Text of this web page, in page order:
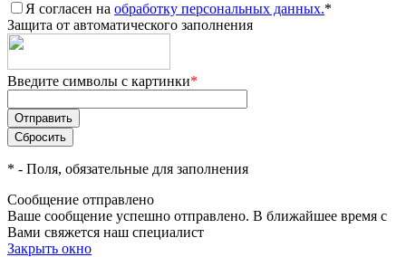
Я согласен на обработку персональных данных.*
Защита от автоматического заполнения
Введите символы с картинки*
* - Поля, обязательные для заполнения
Сообщение отправлено
Ваше сообщение успешно отправлено. В ближайшее время с
Вами свяжется наш специалист
Закрыть окно